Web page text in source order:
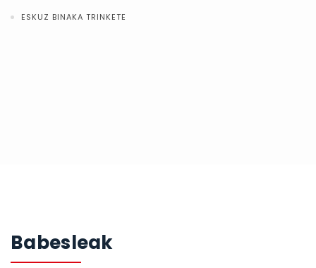
ESKUZ BINAKA TRINKETE
Babesleak